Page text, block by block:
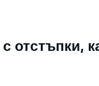
отстъпки,